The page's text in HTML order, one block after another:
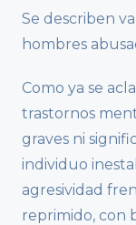
Se describen
hombres
Como ya se
trastornos
graves ni
individuo
agresividad
reprimido, con